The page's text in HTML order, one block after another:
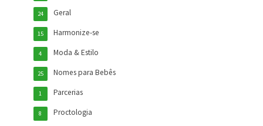
Geral
24
Harmonize-se
15
Moda & Estilo
4
Nomes para Bebês
25
Parcerias
1
Proctologia
8